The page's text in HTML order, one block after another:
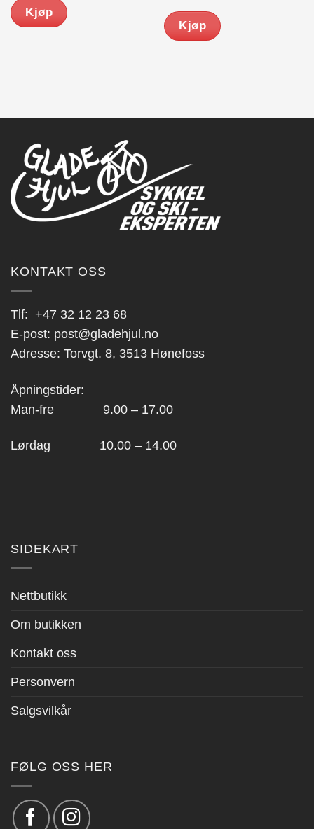
Kjøp
var:
kr 349.00.
Kjøp
KONTAKT OSS
Tlf: +47 32 12 23 68
E-post: post@gladehjul.no
Adresse: Torvgt. 8, 3513 Hønefoss
Åpningstider:
Man-fre 9.00 – 17.00
Lørdag 10.00 – 14.00
SIDEKART
Nettbutikk
Om butikken
Kontakt oss
Personvern
Salgsvilkår
FØLG OSS HER